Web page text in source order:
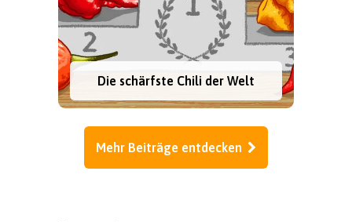
Die schärfste Chili der Welt
Mehr Beiträge entdecken